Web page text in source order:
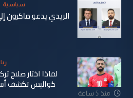
سياسية
الزيدي يدعو ماكرون
منذ 5 ساعة
لماذا اختار صلاح
كواليس تكشف